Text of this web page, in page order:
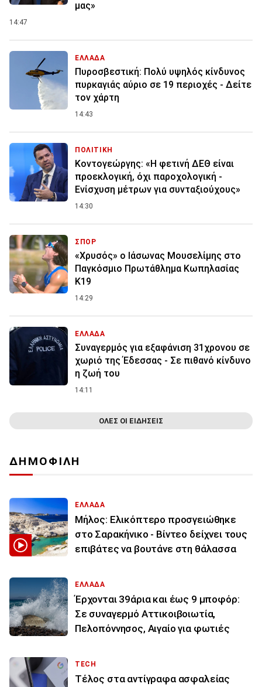
μας»
14:47
ΕΛΛΑΔΑ
Πυροσβεστική: Πολύ υψηλός κίνδυνος
πυρκαγιάς αύριο σε 19 περιοχές - Δείτε
τον χάρτη
14:43
ΠΟΛΙΤΙΚΗ
Κοντογεώργης: «Η φετινή ΔΕΘ είναι
προεκλογική, όχι παροχολογική -
Ενίσχυση μέτρων για συνταξιούχους»
14:30
ΣΠΟΡ
«Χρυσός» ο Ιάσωνας Μουσελίμης στο
Παγκόσμιο Πρωτάθλημα Κωπηλασίας
Κ19
14:29
ΕΛΛΑΔΑ
Συναγερμός για εξαφάνιση 31χρονου σε
χωριό της Έδεσσας - Σε πιθανό κίνδυνο
η ζωή του
14:11
ΟΛΕΣ ΟΙ ΕΙΔΗΣΕΙΣ
ΔΗΜΟΦΙΛΗ
ΕΛΛΑΔΑ
Μήλος: Ελικόπτερο προσγειώθηκε
στο Σαρακήνικο - Βίντεο δείχνει τους
επιβάτες να βουτάνε στη θάλασσα
ΕΛΛΑΔΑ
Έρχονται 39άρια και έως 9 μποφόρ:
Σε συναγερμό Αττικοιβοιωτία,
Πελοπόννησος, Αιγαίο για φωτιές
TECH
Τέλος στα αντίγραφα ασφαλείας